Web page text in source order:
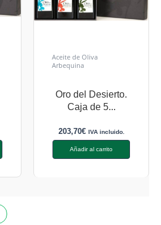
Aceite de Oliva
Arbequina
Oro del Desierto.
Caja de 5...
203,70€ IVA incluido.
Añadir al carrito